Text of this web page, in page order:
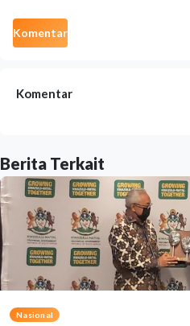
Komentar
Komentar
Berita Terkait
Nasional